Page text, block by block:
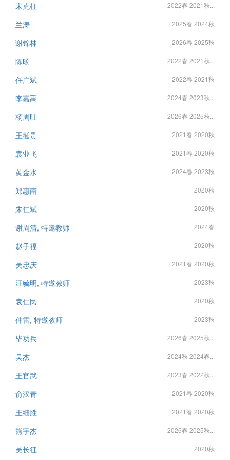
宋克柱 2022春 2021秋...
兰涛 2025春 2024秋
谢锦林 2026春 2025秋
陈旸 2022春 2021秋...
任广斌 2022春 2021秋
李嘉禹 2024春 2023秋...
杨周旺 2026春 2025秋...
王挺贵 2021春 2020秋
袁业飞 2021春 2020秋
黄金水 2024春 2023秋
郑惠南 2020秋
朱仁斌 2020秋
谢周清, 特邀教师 2024春
赵子福 2020秋
吴忠庆 2021春 2020秋
汪毓明, 特邀教师 2023秋
袁仁民 2020秋
仲雷, 特邀教师 2023秋
毕功兵 2026春 2025秋...
吴杰 2024秋 2024春...
王官武 2023春 2022秋...
俞汉青 2021春 2020秋
王细胜 2021春 2020秋
熊宇杰 2026春 2025秋...
吴长征 2020秋